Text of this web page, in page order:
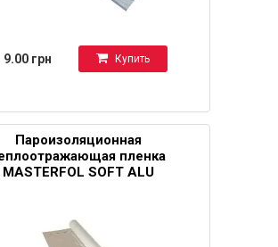
9.00 грн Купить
Пароизоляционная
пленка
MASTERFOL SOFT ALU